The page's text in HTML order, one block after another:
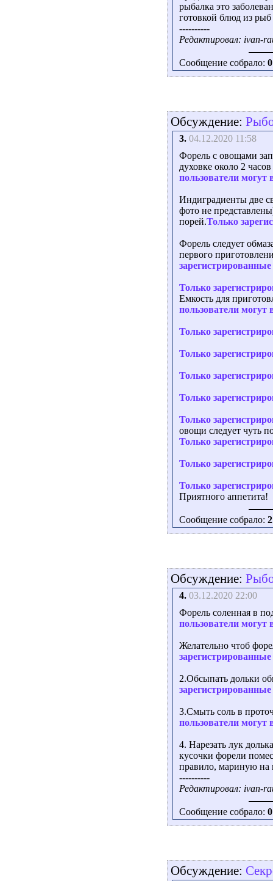
рыбалка это
готовкой блюд из рыб
----------
Редактировал: ivan-
Сообщение собрало: 0
Обсуждение:
3. 04.12.2020 11:58
Форель с овощами
духовке около 2
пользователи могут
Индиградиенты две
фото не
порей.Только
Форель следует
первого
Только
Емкость для
пользователи могут
Только
Только
Только
Только
Только
овощи следует чуть
Только
Только
Только
Приятного аппетита!
Сообщение собрало: 2
Обсуждение:
4. 03.12.2020 22:00
Форель соленная в
пользователи могут
Желательно чтоб
2.Обсыпать дольки
3.Смыть соль в
пользователи могут
4. Нарезать лук
кусочки форели
правило, мариную на
----------
Редактировал: ivan-
Сообщение собрало: 0
Обсуждение: